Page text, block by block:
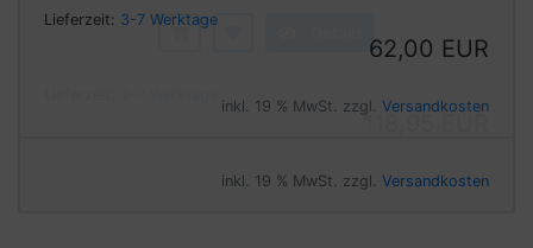
Lieferzeit: 3-7 Werktage
62,00 EUR
inkl. 19 % MwSt. zzgl. Versandkosten